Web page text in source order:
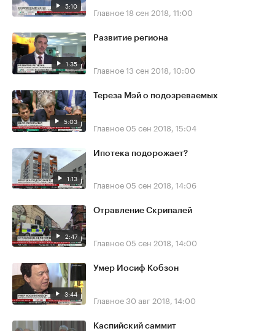
5:10 Главное18 сен 2018, 11:00
1:35
Развитие региона
Главное13 сен 2018, 10:00
5:03
Тереза Мэй о подозреваемых
Главное 05 сен 2018, 15:04
1:13
Ипотека подорожает?
Главное 05 сен 2018, 14:06
2:47
Отравление Скрипалей
Главное 05 сен 2018, 14:00
3:44
Умер Иосиф Кобзон
Главное30 авг 2018, 14:00
Каспийский саммит